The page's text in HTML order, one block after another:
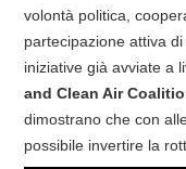
volontà politica,
partecipazione attiva
iniziative già avviate a
and Clean Air
dimostrano che con
possibile invertire la